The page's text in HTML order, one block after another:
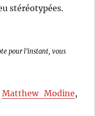
stéréotypées.
pour l'instant, vous
Matthew Modine,